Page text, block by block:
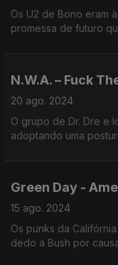
Os U2 de Bono eram
promessa de futuro
N.W.A. – Fuck
20 ago. 2024
O grupo de Dr. Dre e
adoptando uma
Green Day -
15 ago. 2024
Os punks da
dedo a Bush por